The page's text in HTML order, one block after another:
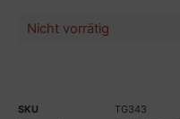
Nicht vorrätig
SKU
TG343